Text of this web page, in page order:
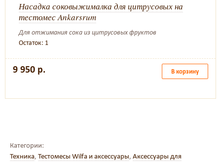
Насадка соковыжималка для цитрусовых на
тестомес Ankarsrum
Для отжимания сока из цитрусовых фруктов
Остаток: 1
9 950 р. В корзину
Категории:
Техника, Тестомесы Wilfa и аксессуары, Аксессуары для